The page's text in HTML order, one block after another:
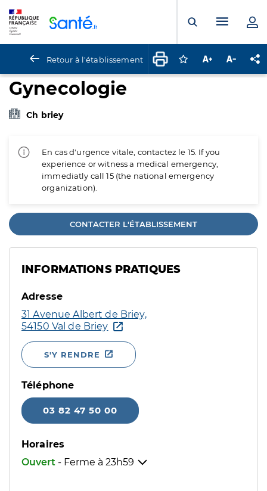
Ouvrir laMenu
Retour à l'établissement Connectez-vous
Augmenter la
Gynecologie
Ch briey
En cas d'urgence vitale, contactez le 15. If you
experience or witness a medical emergency,
immediatly call 15 (the national emergency
organization).
CONTACTER L'ÉTABLISSEMENT
INFORMATIONS PRATIQUES
Adresse
31 Avenue Albert de Briey,
54150 Val de Briey
S'Y RENDRE
Téléphone
03 82 47 50 00
Horaires
Ouvert - Ferme à 23h59